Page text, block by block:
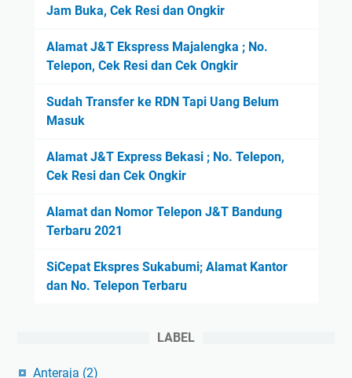
Jam Buka, Cek Resi dan Ongkir
Alamat J&T Ekspress Majalengka ; No.
Telepon, Cek Resi dan Cek Ongkir
Sudah Transfer ke RDN Tapi Uang Belum
Masuk
Alamat J&T Express Bekasi ; No. Telepon,
Cek Resi dan Cek Ongkir
Alamat dan Nomor Telepon J&T Bandung
Terbaru 2021
SiCepat Ekspres Sukabumi; Alamat Kantor
dan No. Telepon Terbaru
LABEL
Anteraja (2)